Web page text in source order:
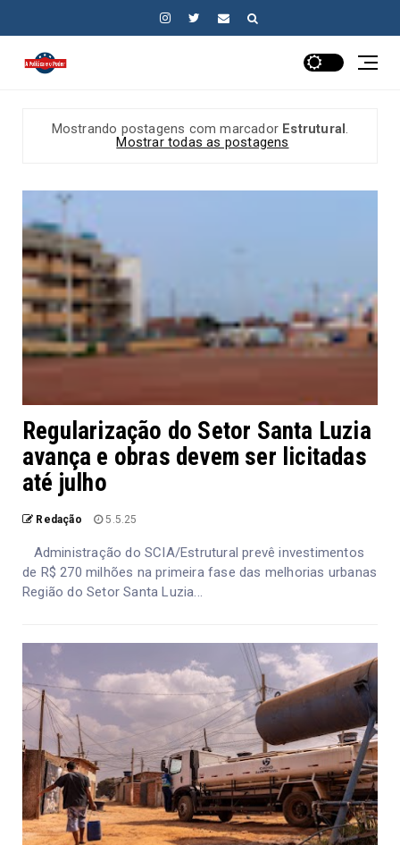
Mostrando postagens com marcador Estrutural.
Mostrar todas as postagens
Regularização do Setor Santa Luzia
avança e obras devem ser licitadas
até julho
Redação 5.5.25
Administração do SCIA/Estrutural prevê investimentos
de R$ 270 milhões na primeira fase das melhorias urbanas
Região do Setor Santa Luzia...